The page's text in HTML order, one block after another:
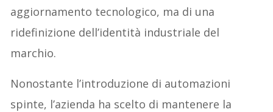
aggiornamento tecnologico, ma di una
ridefinizione dell’identità industriale del
marchio.
Nonostante l’introduzione di automazioni
spinte, l’azienda ha scelto di mantenere la